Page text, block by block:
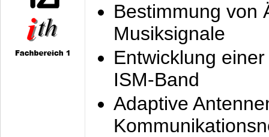
Bestimmung von
Musiksignale
Entwicklung
ISM-Band
Adaptive